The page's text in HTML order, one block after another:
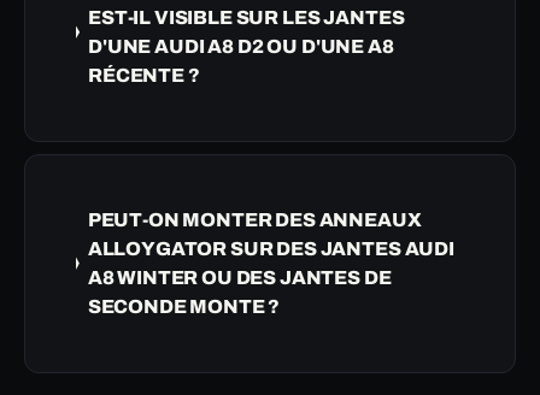
EST-IL VISIBLE SUR LES JANTES
D'UNE AUDI A8 D2 OU D'UNE A8
RÉCENTE ?
PEUT-ON MONTER DES ANNEAUX
ALLOYGATOR SUR DES JANTES AUDI
A8 WINTER OU DES JANTES DE
SECONDE MONTE ?